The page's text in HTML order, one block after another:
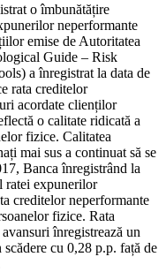
o îmbunătățire
neperformante
emise de Autoritatea
Guide – Risk
a înregistrat la data de
rata creditelor
acordate clienților
o calitate ridicată a
fizice. Calitatea
mai sus a continuat să se
Banca înregistrând la
ratei expunerilor
creditelor neperformante
fizice. Rata
înregistrează un
cu 0,28 p.p. față de